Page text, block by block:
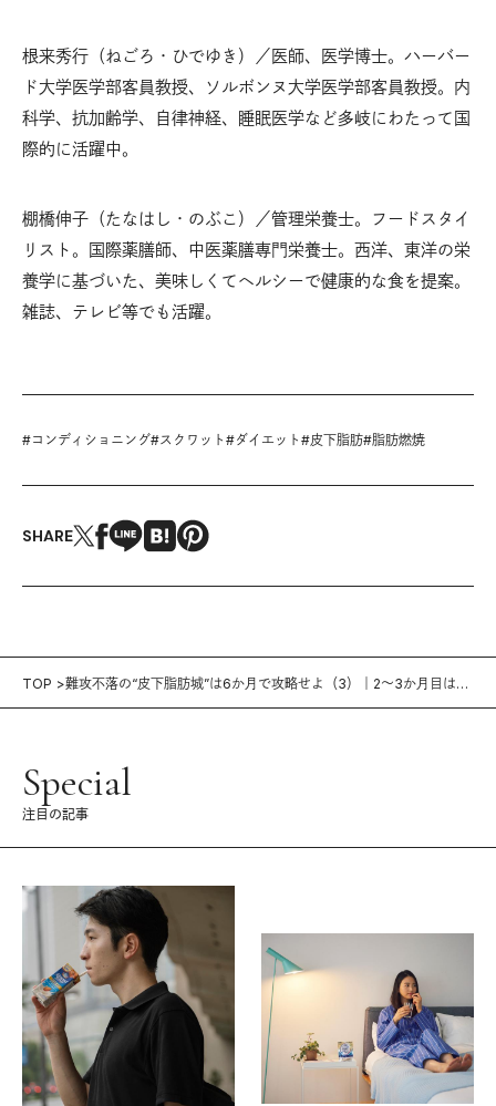
根来秀行（ねごろ・ひでゆき）／医師、医学博士。ハーバー
ド大学医学部客員教授、ソルボンヌ大学医学部客員教授。内
科学、抗加齢学、自律神経、睡眠医学など多岐にわたって国
際的に活躍中。
棚橋伸子（たなはし・のぶこ）／管理栄養士。フードスタイ
リスト。国際薬膳師、中医薬膳専門栄養士。西洋、東洋の栄
養学に基づいた、美味しくてヘルシーで健康的な食を提案。
雑誌、テレビ等でも活躍。
#コンディショニング#スクワット #ダイエット #皮下脂肪#脂肪燃焼
SHARE
TOP
難攻不落の“皮下脂肪城”は6か月で攻略せよ（3）｜2〜3か月目は軽
Special
注目の記事